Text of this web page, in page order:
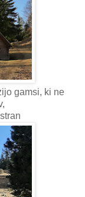
gamsi, ki ne